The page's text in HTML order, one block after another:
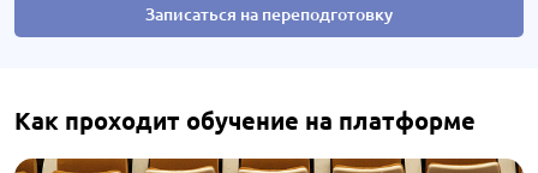
Записаться на переподготовку
Как проходит обучение на платформе